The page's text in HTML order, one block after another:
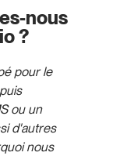
nous
?
pour le
ou un
d'autres
nous